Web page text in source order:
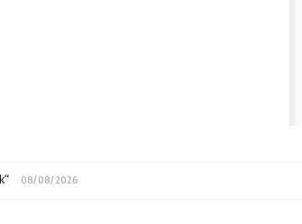
08/08/2026